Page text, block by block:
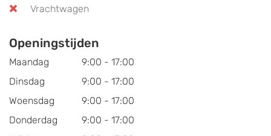
Vrachtwagen
Openingstijden
Maandag
9:00 - 17:00
Dinsdag
9:00 - 17:00
Woensdag
9:00 - 17:00
Donderdag
9:00 - 17:00